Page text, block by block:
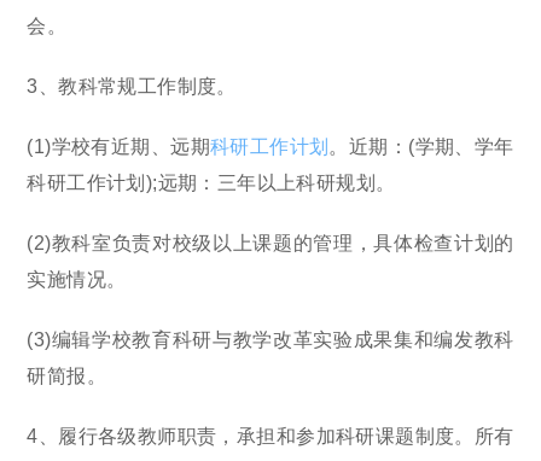
会。
3、教科常规工作制度。
(1)学校有近期、远期科研工作计划 。近期：(学期、学年
科研工作计划);远期：三年以上科研规划。
(2)教科室负责对校级以上课题的管理，具体检查计划的
实施情况。
(3)编辑学校教育科研与教学改革实验成果集和编发教科
研简报。
4、履行各级教师职责，承担和参加科研课题制度。所有